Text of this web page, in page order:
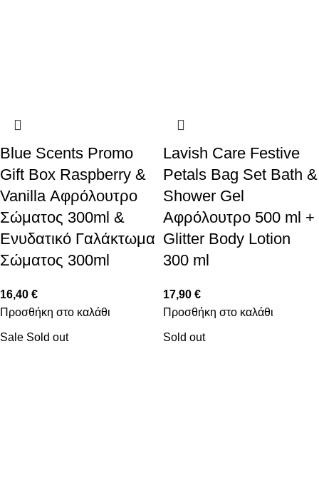
Blue Scents Promo
Gift Box Raspberry &
Vanilla Αφρόλουτρο
Σώματος 300ml &
Ενυδατικό Γαλάκτωμα
Σώματος 300ml
16,40 €
Προσθήκη στο καλάθι
Lavish Care Festive
Petals Bag Set Bath &
Shower Gel
Αφρόλουτρο 500 ml +
Glitter Body Lotion
300 ml
17,90 €
Προσθήκη στο καλάθι
Sale Sold out Sold out